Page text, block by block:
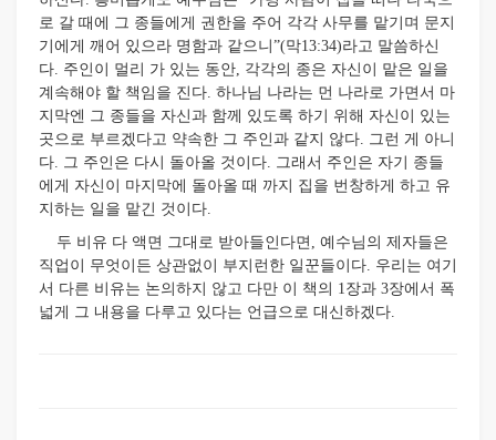
로 갈 때에 그 종들에게 권한을 주어 각각 사무를 맡기며 문지
기에게 깨어 있으라 명함과 같으니”(막13:34)라고 말씀하신
다. 주인이 멀리 가 있는 동안, 각각의 종은 자신이 맡은 일을
계속해야 할 책임을 진다. 하나님 나라는 먼 나라로 가면서 마
지막엔 그 종들을 자신과 함께 있도록 하기 위해 자신이 있는
곳으로 부르겠다고 약속한 그 주인과 같지 않다. 그런 게 아니
다. 그 주인은 다시 돌아올 것이다. 그래서 주인은 자기 종들
에게 자신이 마지막에 돌아올 때 까지 집을 번창하게 하고 유
지하는 일을 맡긴 것이다.
두 비유 다 액면 그대로 받아들인다면, 예수님의 제자들은
직업이 무엇이든 상관없이 부지런한 일꾼들이다. 우리는 여기
서 다른 비유는 논의하지 않고 다만 이 책의 1장과 3장에서 폭
넓게 그 내용을 다루고 있다는 언급으로 대신하겠다.